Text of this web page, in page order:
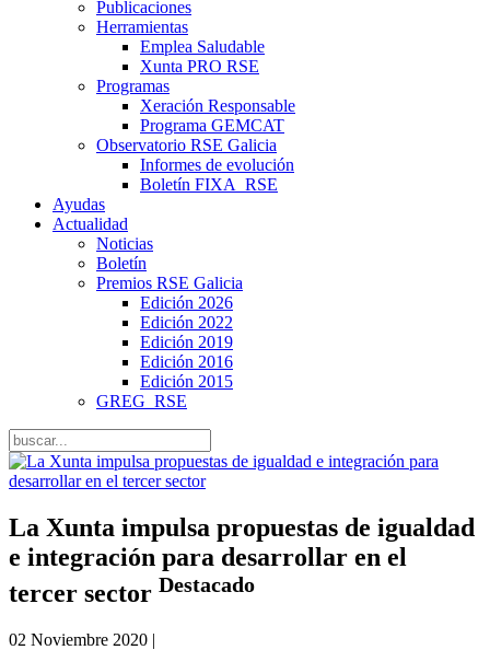
Publicaciones
Herramientas
Emplea Saludable
Xunta PRO RSE
Programas
Xeración Responsable
Programa GEMCAT
Observatorio RSE Galicia
Informes de evolución
Boletín FIXA_RSE
Ayudas
Actualidad
Noticias
Boletín
Premios RSE Galicia
Edición 2026
Edición 2022
Edición 2019
Edición 2016
Edición 2015
GREG_RSE
La Xunta impulsa propuestas de igualdad
e integración para desarrollar en el
tercer sector Destacado
02 Noviembre 2020 |